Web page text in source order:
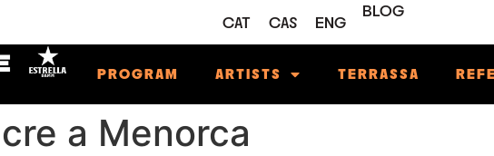
CAT CAS ENG
BLOG
PROGRAM ARTISTS TERRASSA
a Menorca